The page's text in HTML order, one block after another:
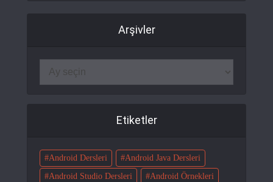
Arşivler
Etiketler
Android Dersleri
Android Java Dersleri
Android Studio Dersleri
Android Örnekleri